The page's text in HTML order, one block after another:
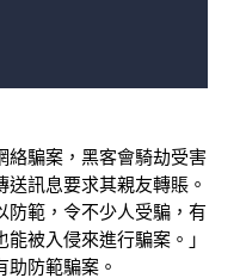
絡騙案，黑客會騎劫受害
訊息要求其親友轉賬。
防範，令不少人受騙，有
被入侵來進行騙案。」
助防範騙案。